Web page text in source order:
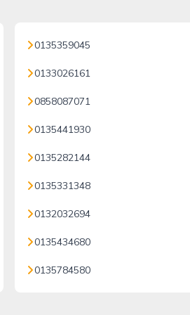
0135359045
0133026161
0858087071
0135441930
0135282144
0135331348
0132032694
0135434680
0135784580